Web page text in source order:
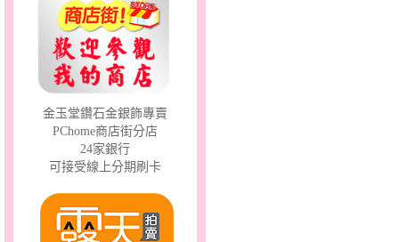
彩蝶倩影～金銀鋼套鍊
金玉堂鑽石金銀飾專賣
PChome商店街分店
24家銀行
可接受線上分期刷卡